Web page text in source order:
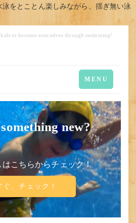
をとことん楽しみながら、揺ぎ無い泳
to become executives through swimming!
Toggle
navigation
MENU
new?
こちらからチェック！
ぐ、チェック！